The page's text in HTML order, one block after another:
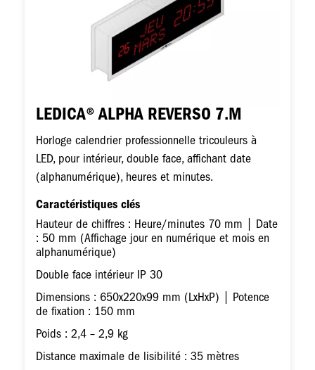
LEDICA® ALPHA REVERSO 7.M
Horloge calendrier professionnelle tricouleurs à
LED, pour intérieur, double face, affichant date
(alphanumérique), heures et minutes.
Caractéristiques clés
Hauteur de chiffres : Heure/minutes 70 mm | Date
: 50 mm (Affichage jour en numérique et mois en
alphanumérique)
Double face intérieur IP 30
Dimensions : 650x220x99 mm (LxHxP) | Potence
de fixation : 150 mm
Poids : 2,4 – 2,9 kg
Distance maximale de lisibilité : 35 mètres